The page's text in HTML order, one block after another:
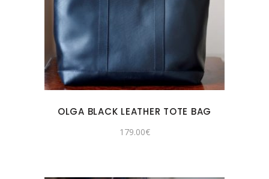
OLGA BLACK LEATHER TOTE BAG
179.00€